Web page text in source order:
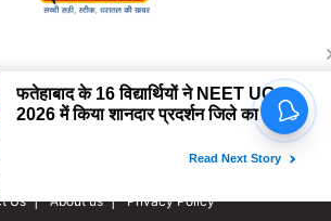
HARYANA NEWS. All rights Reserved.
Us
About us Privacy Policy